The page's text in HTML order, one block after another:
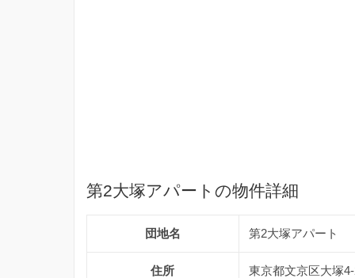
第2大塚アパートの物件詳細
団地名 第2大塚アパート
住所 東京都文京区大塚